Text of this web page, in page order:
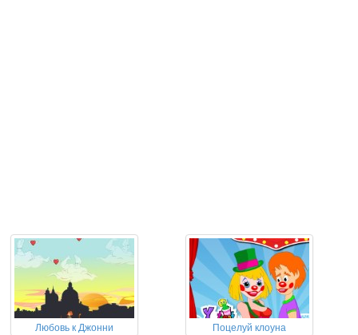
Любовь к Джонни Поцелуй клоуна